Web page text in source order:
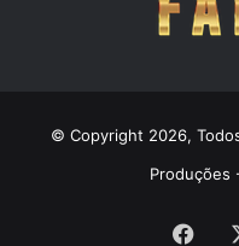
© Copyright 2026,
Produções